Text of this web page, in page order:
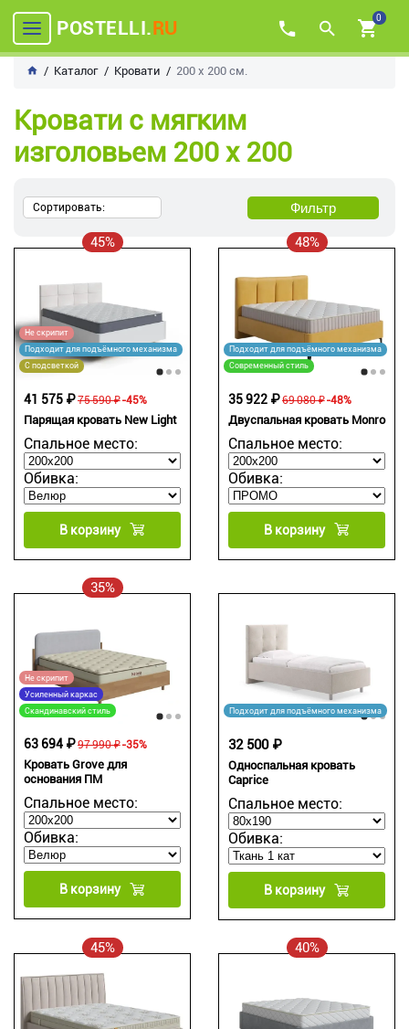
POSTELLI.RU 0
Каталог Кровати 200 х 200 см.
Кровати с мягким
изголовьем 200 х 200
Сортировать: Фильтр
45%
Не скрипит
Подходит для подъёмного механизма
С подсветкой
Парящая кровать New Light
Спальное место:
Обивка:
75 590 ₽
41 575 ₽ -45%
В корзину
48%
Подходит для подъёмного механизма
Современный стиль
Двуспальная кровать Monro
Спальное место:
Обивка:
69 080 ₽
35 922 ₽ -48%
В корзину
35%
Не скрипит
Усиленный каркас
Скандинавский стиль
Кровать Grove для
основания ПМ
Спальное место:
Обивка:
97 990 ₽
63 694 ₽ -35%
В корзину
Подходит для подъёмного механизма
Односпальная кровать
Caprice
Спальное место:
Обивка:
32 500 ₽
В корзину
45% 40%